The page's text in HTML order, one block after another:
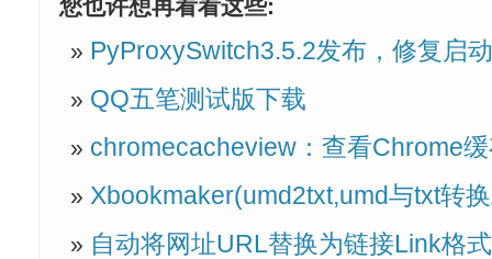
您也许想再看看这些:
PyProxySwitch3.5.2发布，修复启
QQ五笔测试版下载
chromecacheview：查看Chrome
Xbookmaker(umd2txt,umd与txt转
自动将网址URL替换为链接Link格式